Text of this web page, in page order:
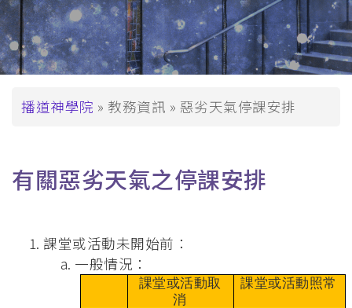
導
連
結
播道神學院 教務資訊 惡劣天氣停課安排
有關惡劣天氣之停課安排
課堂或活動未開始前：
一般情況：
課堂或活動取
消
課堂或活動照常